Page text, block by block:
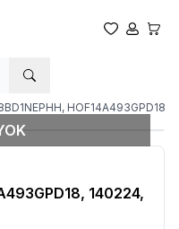
Favorilerim
Hesabım
140224,